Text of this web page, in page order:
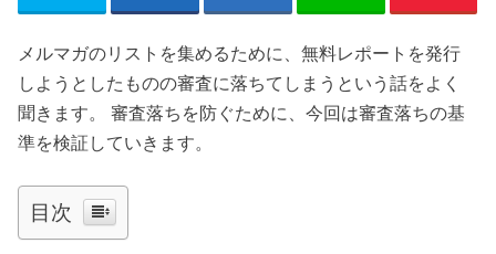
メルマガのリストを集めるために、無料レポートを発行
しようとしたものの審査に落ちてしまうという話をよく
聞きます。 審査落ちを防ぐために、今回は審査落ちの基
準を検証していきます。
目次